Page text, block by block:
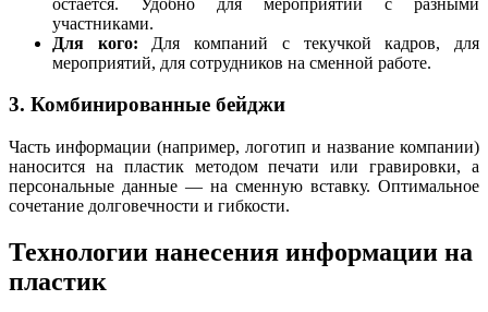
участниками.
Для кого: Для компаний с текучкой кадров, для
мероприятий, для сотрудников на сменной работе.
3. Комбинированные бейджи
Часть информации (например, логотип и название компании)
наносится на пластик методом печати или гравировки, а
персональные данные — на сменную вставку. Оптимальное
сочетание долговечности и гибкости.
Технологии нанесения информации на
пластик